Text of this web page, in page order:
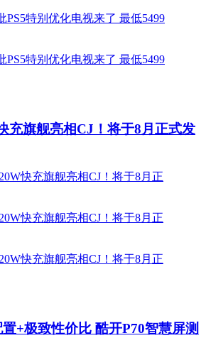
充旗舰亮相CJ！将于8月正式发
+极致性价比 酷开P70智慧屏测